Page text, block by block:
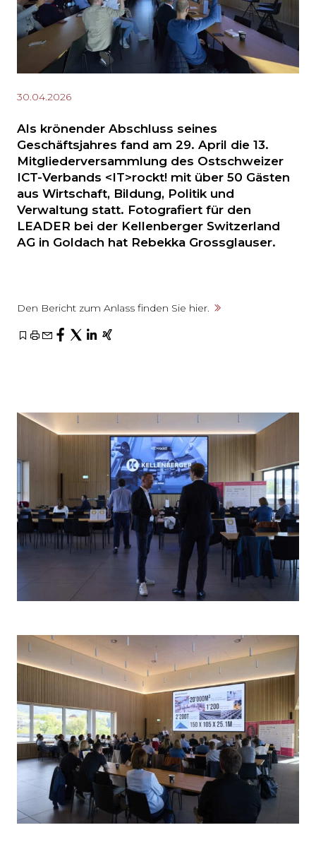
30.04.2026
Als krönender Abschluss seines
Geschäftsjahres fand am 29. April die 13.
Mitgliederversammlung des Ostschweizer
ICT-Verbands <IT>rockt! mit über 50 Gästen
aus Wirtschaft, Bildung, Politik und
Verwaltung statt. Fotografiert für den
LEADER bei der Kellenberger Switzerland
AG in Goldach hat Rebekka Grossglauser.
Den Bericht zum Anlass finden Sie hier.